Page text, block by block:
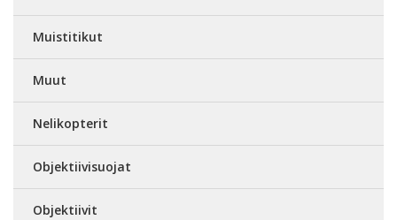
Muistitikut
Muut
Nelikopterit
Objektiivisuojat
Objektiivit